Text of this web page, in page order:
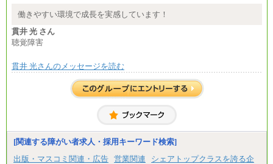
※詳細はJTBキャリアサイトよりご確認ください。
総合職 月給220,000～230,000円＋地域間調整給
整給
※詳細はJTBキャリアサイトよりご確認ください。
■(株)JTBコミュニケーションデザイン
総合職 月給230,000円
みなし残業手当：20,000円（一律支給）※みなし
残業手当の残業時間は10.43時間。
間に応じて、時間外手当等を支給。
働きやすい環境で成長を実感しています！
貫井 光 さん
聴覚障害
貫井 光さんのメッセージを読む
[関連する障がい者求人・採用キーワード検索]
出版・マスコミ関連・広告 営業関連
シェアトップクラスを誇る企